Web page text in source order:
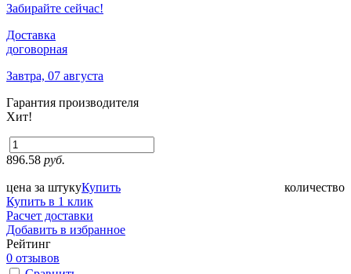
Забирайте сейчас!
Доставка
договорная
Завтра, 07 августа
Гарантия производителя
Хит!
896.58 руб.
цена за штуку количество
Купить
Купить в 1 клик
Расчет доставки
Добавить в избранное
Рейтинг
0 отзывов